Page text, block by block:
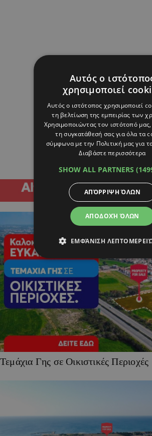
Τεμάχια Γης σε Οικιστικές Περιοχές
Αυτός ο
χρησιμοποιεί
Αυτός ο ιστότοπος χρησιμοποιεί
τη βελτίωση της εμπειρίας των
Χρησιμοποιώντας τον ιστότοπό
τη συγκατάθεσή σας για όλα τα
σύμφωνα με την Πολιτική μας για
Διαβάστε περισσότερα
SHOW ALL PARTNERS
ΑΠΟΔΟΧΉ ΌΛΩΝ
ΑΠΌΡΡΙΨΗ ΌΛΩΝ
ΕΜΦΆΝΙΣΗ